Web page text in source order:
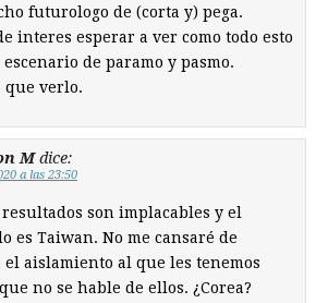
futurologo de (corta y) pega.
interes esperar a ver como todo esto
de paramo y pasmo.
que verlo.
M dice:
a las 23:50
resultados son implacables y el
es Taiwan. No me cansaré de
aislamiento al que les tenemos
no se hable de ellos. ¿Corea?